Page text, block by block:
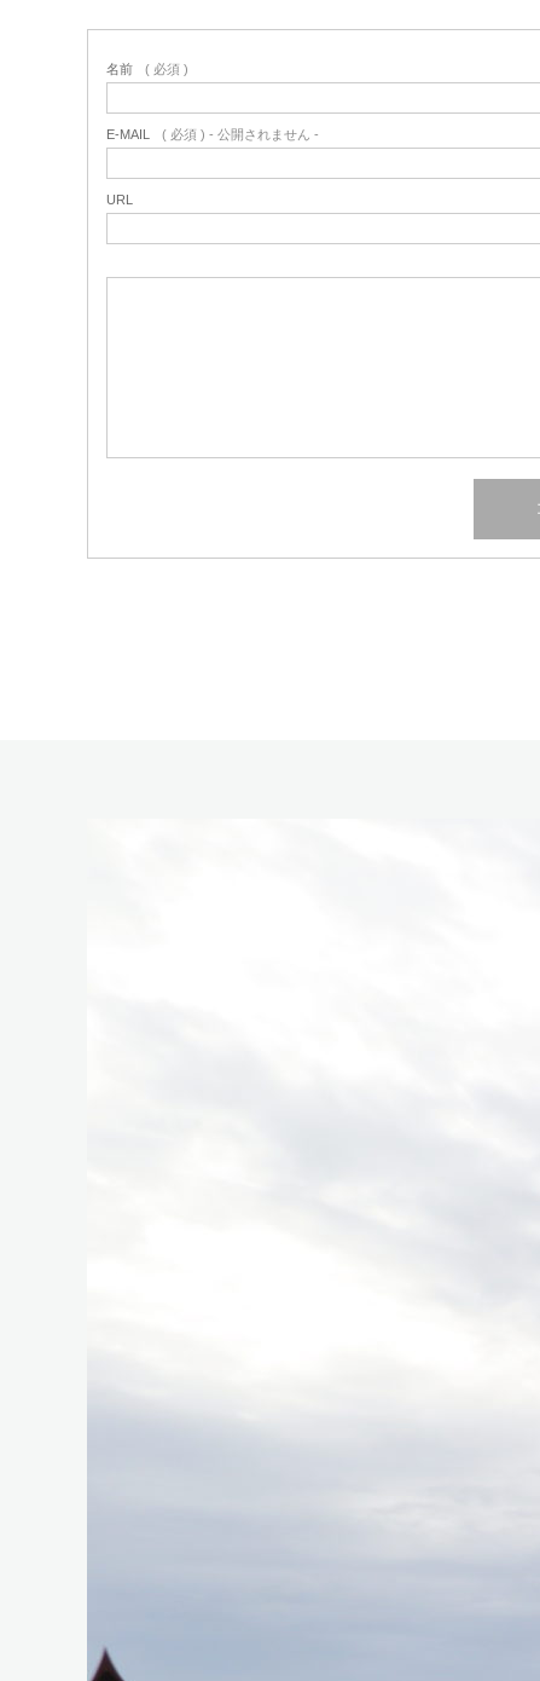
名前 ( 必須 )
E-MAIL ( 必須 ) - 公開されません -
URL